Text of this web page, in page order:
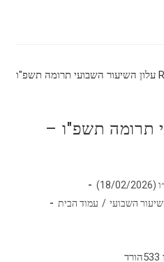
תרומה תשפ"ו –
השבועי / עמוד הבית